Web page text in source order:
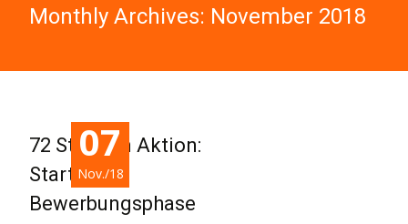
Monthly Archives: November 2018
07
Nov./18
72 Stunden Aktion:
Start der
Bewerbungsphase